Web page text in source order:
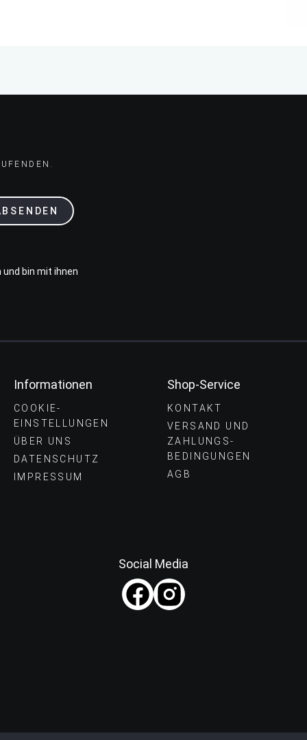
bin mit ihnen
Informationen
COOKIE-
EINSTELLUNGEN
ÜBER UNS
DATENSCHUTZ
IMPRESSUM
Shop-Service
KONTAKT
VERSAND UND
ZAHLUNGS­
BEDINGUNGEN
AGB
Social Media